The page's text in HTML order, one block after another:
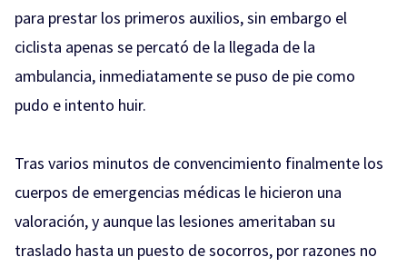
para prestar los primeros auxilios, sin embargo el
ciclista apenas se percató de la llegada de la
ambulancia, inmediatamente se puso de pie como
pudo e intento huir.
Tras varios minutos de convencimiento finalmente los
cuerpos de emergencias médicas le hicieron una
valoración, y aunque las lesiones ameritaban su
traslado hasta un puesto de socorros, por razones no